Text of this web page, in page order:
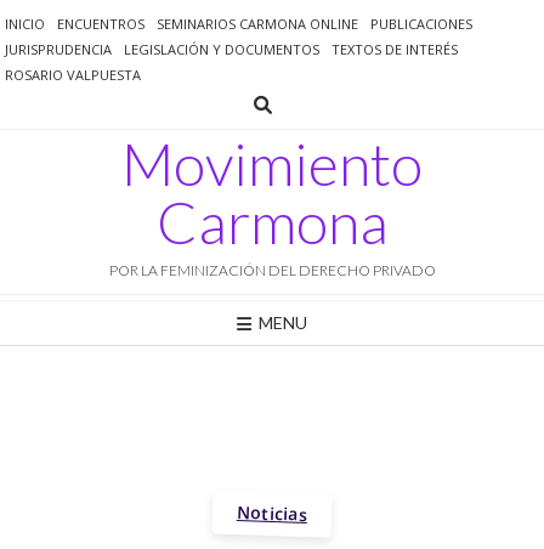
al
contenido
INICIO ENCUENTROS SEMINARIOS CARMONA ONLINE
PUBLICACIONES
JURISPRUDENCIA
LEGISLACIÓN Y DOCUMENTOS
TEXTOS DE INTERÉS
ROSARIO VALPUESTA
Movimiento
Carmona
POR LA FEMINIZACIÓN DEL DERECHO PRIVADO
MENU
Noticias